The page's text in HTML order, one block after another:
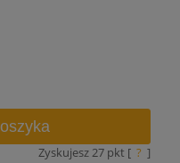
Zyskujesz27 pkt [ ? ]